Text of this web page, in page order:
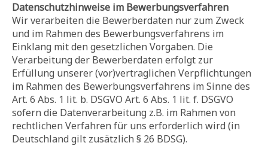
Datenschutzhinweise im Bewerbungsverfahren
Wir verarbeiten die Bewerberdaten nur zum Zweck
und im Rahmen des Bewerbungsverfahrens im
Einklang mit den gesetzlichen Vorgaben. Die
Verarbeitung der Bewerberdaten erfolgt zur
Erfüllung unserer (vor)vertraglichen Verpflichtungen
im Rahmen des Bewerbungsverfahrens im Sinne des
Art. 6 Abs. 1 lit. b. DSGVO Art. 6 Abs. 1 lit. f. DSGVO
sofern die Datenverarbeitung z.B. im Rahmen von
rechtlichen Verfahren für uns erforderlich wird (in
Deutschland gilt zusätzlich § 26 BDSG).